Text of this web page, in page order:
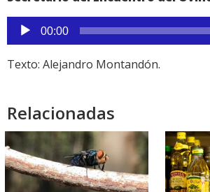
Reproductor
de
audio
00:00
Texto: Alejandro Montandón.
Relacionadas